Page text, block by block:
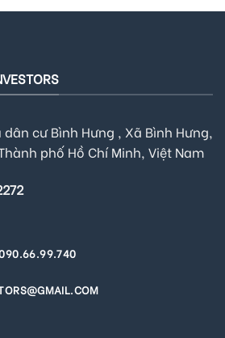
cư Bình Hưng , Xã Bình Hưng,
phố Hồ Chí Minh, Việt Nam